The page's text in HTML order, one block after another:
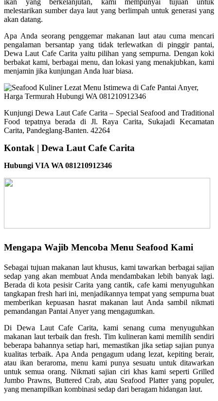
ikan yang berkelanjutan, kami mempunyai tujuan untuk
melestarikan sumber daya laut yang berlimpah untuk generasi yang
akan datang.
Apa Anda seorang penggemar makanan laut atau cuma mencari
pengalaman bersantap yang tidak terlewatkan di pinggir pantai,
Dewa Laut Cafe Carita yaitu pilihan yang sempurna. Dengan koki
berbakat kami, berbagai menu, dan lokasi yang menakjubkan, kami
menjamin jika kunjungan Anda luar biasa.
Kunjungi Dewa Laut Cafe Carita – Special Seafood and Traditional
Food tepatnya berada di Jl. Raya Carita, Sukajadi Kecamatan
Carita, Pandeglang-Banten. 42264
Kontak | Dewa Laut Cafe Carita
Hubungi VIA WA 081210912346
Mengapa Wajib Mencoba Menu Seafood Kami
Sebagai tujuan makanan laut khusus, kami tawarkan berbagai sajian
sedap yang akan membuat Anda mendambakan lebih banyak lagi.
Berada di kota pesisir Carita yang cantik, cafe kami menyuguhkan
tangkapan fresh hari ini, menjadikannya tempat yang sempurna buat
memberikan kepuasan hasrat makanan laut Anda sambil nikmati
pemandangan Pantai Anyer yang mengagumkan.
Di Dewa Laut Cafe Carita, kami senang cuma menyuguhkan
makanan laut terbaik dan fresh. Tim kulineran kami memilih sendiri
beberapa bahannya setiap hari, memastikan jika setiap sajian punya
kualitas terbaik. Apa Anda pengagum udang lezat, kepiting berair,
atau ikan beraroma, menu kami punya sesuatu untuk ditawarkan
untuk semua orang. Nikmati sajian ciri khas kami seperti Grilled
Jumbo Prawns, Buttered Crab, atau Seafood Platter yang populer,
yang menampilkan kombinasi sedap dari beragam hidangan laut.